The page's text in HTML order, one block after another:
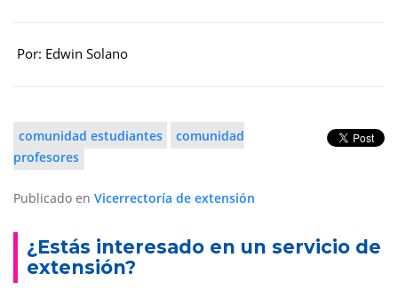
Por: Edwin Solano
comunidad estudiantes
comunidad
profesores
Publicado en Vicerrectoría de extensión
¿Estás interesado en un servicio de
extensión?